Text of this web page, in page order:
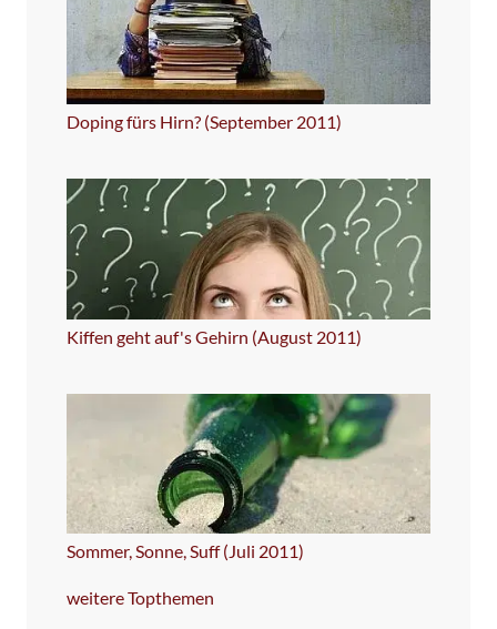
Doping fürs Hirn? (September 2011)
Kiffen geht auf's Gehirn (August 2011)
Sommer, Sonne, Suff (Juli 2011)
weitere Topthemen